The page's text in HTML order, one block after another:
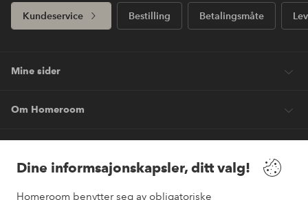
Dine informsajonskapsler, ditt valg!
Homeroom benytter seg av obligatoriske
Kundeservice Bestilling Betalingsmåte
Mine sider
Om Homeroom